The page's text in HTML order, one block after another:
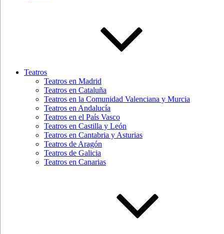
Teatros
Teatros en Madrid
Teatros en Cataluña
Teatros en la Comunidad Valenciana y Murcia
Teatros en Andalucía
Teatros en el País Vasco
Teatros en Castilla y León
Teatros en Cantabria y Asturias
Teatros de Aragón
Teatros de Galicia
Teatros en Canarias